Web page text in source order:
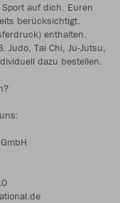
auf dich. Euren
berücksichtigt.
enthalten.
Judo, Tai Chi, Ju-Jutsu,
dazu bestellen.